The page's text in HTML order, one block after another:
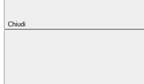
Chiudi